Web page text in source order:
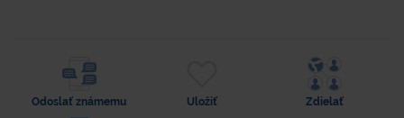
Odoslať známemu Uložiť Zdielať